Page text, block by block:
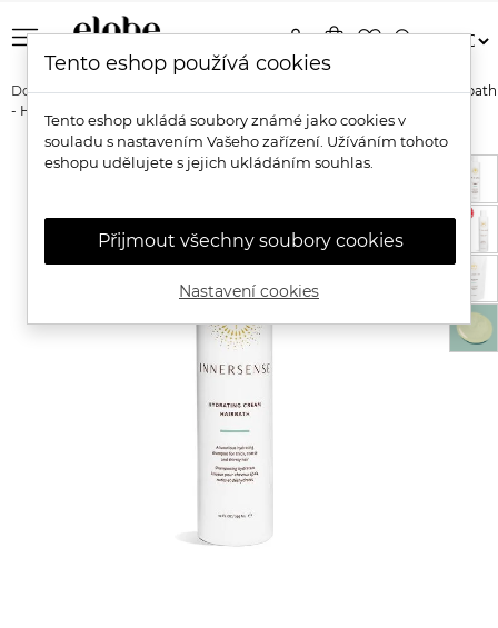
menu shopping_bagfavorite_bordersearch
person
Domů Značky Innersense
Innersense Hydrating Cream Hairbath
- Hydratační šampon pro suché vlasy
Tento eshop používá cookies
Tento eshop ukládá soubory známé jako cookies v
souladu s nastavením Vašeho zařízení. Užíváním tohoto
eshopu udělujete s jejich ukládáním souhlas.
Přijmout všechny soubory cookies
Nastavení cookies